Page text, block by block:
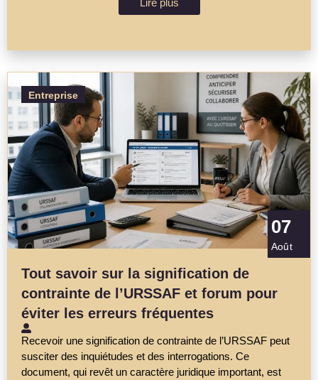
Entreprise
07
Août
Tout savoir sur la signification de
contrainte de l’URSSAF et forum pour
éviter les erreurs fréquentes
Recevoir une signification de contrainte de l’URSSAF peut
susciter des inquiétudes et des interrogations. Ce
document, qui revêt un caractère juridique important, est